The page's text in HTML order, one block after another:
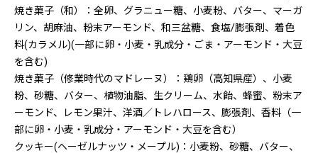
焼き菓子（和）：全卵、グラニュー糖、小麦粉、バター、マーガ
リン、胡麻油、粉末アーモンド、和三盆糖、食塩/膨張剤、着色
料(カラメル)(一部に卵・小麦・乳成分・ごま・アーモンド・大豆
を含む)
焼き菓子（修業時代のマドレーヌ）：鶏卵（高知県産）、小麦
粉、砂糖、バター、植物油脂、生クリーム、水飴、蜂蜜、粉末ア
ーモンド、レモン果汁、洋酒／トレハロース、膨張剤、香料（一
部に卵・小麦・乳成分・アーモンド・大豆を含む）
クッキー(ヘーゼルナッツ・メープル)：小麦粉、砂糖、バター、